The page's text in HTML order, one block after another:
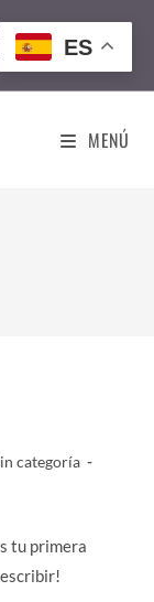
/
MENÚ
categoría
tu primera
ES